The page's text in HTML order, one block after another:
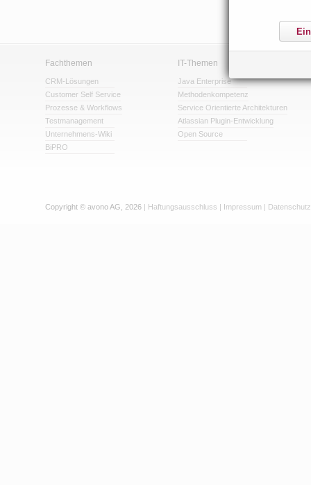
Fachthemen
CRM-Lösungen
Customer Self Service
Prozesse & Workflows
Testmanagement
Unternehmens-Wiki
BiPRO
IT-Themen
Java Enterprise
Methodenkompetenz
Service Orientierte Architekturen
Atlassian Plugin-Entwicklung
Open Source
Copyright © avono AG, 2026 | Haftungsausschluss | Impressum | Datenschutz